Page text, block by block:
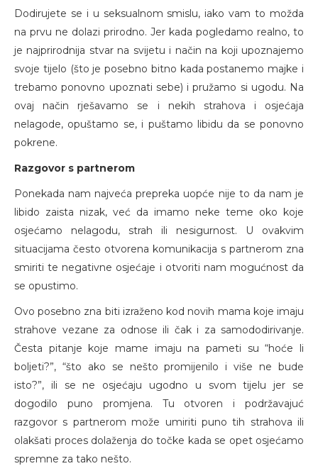
Dodirujete se i u seksualnom smislu, iako vam to možda
na prvu ne dolazi prirodno. Jer kada pogledamo realno, to
je najprirodnija stvar na svijetu i način na koji upoznajemo
svoje tijelo (što je posebno bitno kada postanemo majke i
trebamo ponovno upoznati sebe) i pružamo si ugodu. Na
ovaj način rješavamo se i nekih strahova i osjećaja
nelagode, opuštamo se, i puštamo libidu da se ponovno
pokrene.
Razgovor s partnerom
Ponekada nam najveća prepreka uopće nije to da nam je
libido zaista nizak, već da imamo neke teme oko koje
osjećamo nelagodu, strah ili nesigurnost. U ovakvim
situacijama često otvorena komunikacija s partnerom zna
smiriti te negativne osjećaje i otvoriti nam mogućnost da
se opustimo.
Ovo posebno zna biti izraženo kod novih mama koje imaju
strahove vezane za odnose ili čak i za samododirivanje.
Česta pitanje koje mame imaju na pameti su “hoće li
boljeti?”, “što ako se nešto promijenilo i više ne bude
isto?”, ili se ne osjećaju ugodno u svom tijelu jer se
dogodilo puno promjena. Tu otvoren i podržavajuć
razgovor s partnerom može umiriti puno tih strahova ili
olakšati proces dolaženja do točke kada se opet osjećamo
spremne za tako nešto.